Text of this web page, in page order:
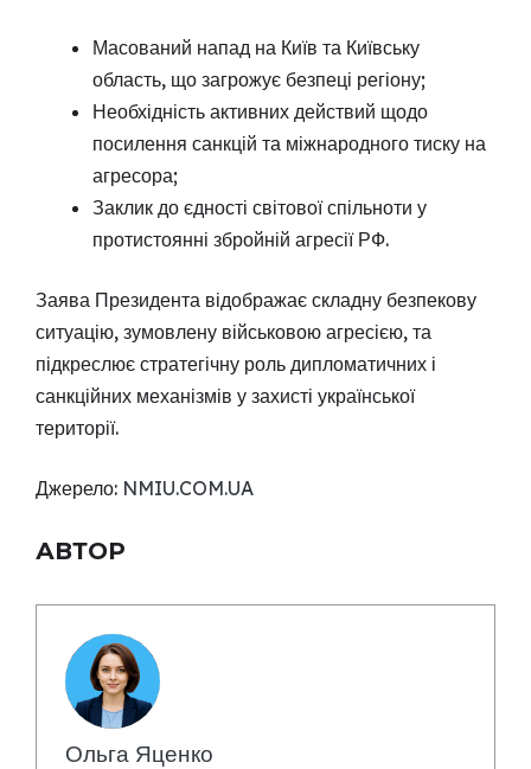
Масований напад на Київ та Київську
область, що загрожує безпеці регіону;
Необхідність активних действий щодо
посилення санкцій та міжнародного тиску на
агресора;
Заклик до єдності світової спільноти у
протистоянні збройній агресії РФ.
Заява Президента відображає складну безпекову
ситуацію, зумовлену військовою агресією, та
підкреслює стратегічну роль дипломатичних і
санкційних механізмів у захисті української
території.
Джерело: NMIU.COM.UA
АВТОР
Ольга Яценко